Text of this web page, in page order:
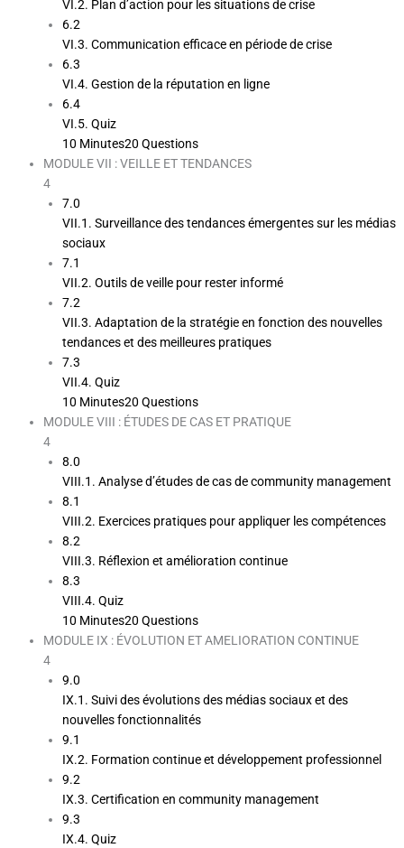
VI.2. Plan d’action pour les situations de crise
6.2
VI.3. Communication efficace en période de crise
6.3
VI.4. Gestion de la réputation en ligne
6.4
VI.5. Quiz
10 Minutes20 Questions
MODULE VII : VEILLE ET TENDANCES
4
7.0
VII.1. Surveillance des tendances émergentes sur les médias
sociaux
7.1
VII.2. Outils de veille pour rester informé
7.2
VII.3. Adaptation de la stratégie en fonction des nouvelles
tendances et des meilleures pratiques
7.3
VII.4. Quiz
10 Minutes20 Questions
MODULE VIII : ÉTUDES DE CAS ET PRATIQUE
4
8.0
VIII.1. Analyse d’études de cas de community management
8.1
VIII.2. Exercices pratiques pour appliquer les compétences
8.2
VIII.3. Réflexion et amélioration continue
8.3
VIII.4. Quiz
10 Minutes20 Questions
MODULE IX : ÉVOLUTION ET AMELIORATION CONTINUE
4
9.0
IX.1. Suivi des évolutions des médias sociaux et des
nouvelles fonctionnalités
9.1
IX.2. Formation continue et développement professionnel
9.2
IX.3. Certification en community management
9.3
IX.4. Quiz